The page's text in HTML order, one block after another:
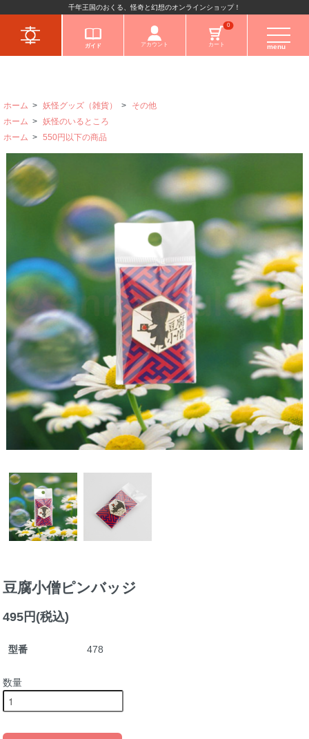
キャラクターか
千年王国のおくる、怪奇と幻想のオンラインショップ！
ガイド アカウント
0
カート menu
ホーム > 妖怪グッズ（雑貨） >
その他
ホーム > 妖怪のいるところ
ホーム > 550円以下の商品
豆腐小僧ピンバッジ
495円(税込)
型番 478
数量